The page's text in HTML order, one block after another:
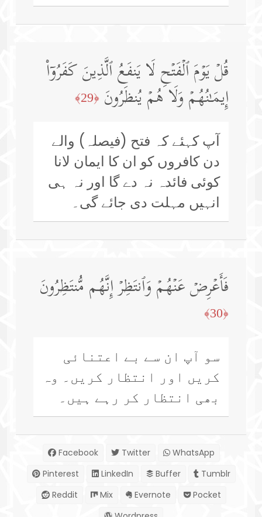
قُلۡ یَوۡمَ ٱلۡفَتۡحِ لَا یَنفَعُ ٱلَّذِینَ كَفَرُوۤا۟
إِیمَـٰنُهُمۡ وَلَا هُمۡ یُنظَرُونَ ﴿29﴾
آپ کہئے کہ فتح (فیصلہ) والے
دن کافروں کو ان کا ایمان لانا
کوئی فائدہ نہ دے گا اور نہ ہی
انہیں مہلت دی جائے گی۔
فَأَعۡرِضۡ عَنۡهُمۡ وَٱنتَظِرۡ إِنَّهُم مُّنتَظِرُونَ
﴿30﴾
سو آپ ان سے بے اعتنائی
کریں اور انتظار کریں۔ وہ
بھی انتظار کر رہے ہیں۔
Facebook Twitter
WhatsApp
Pinterest
LinkedIn Buffer
Tumblr
Reddit
Mix Evernote
Pocket